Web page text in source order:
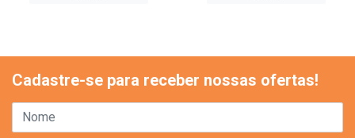
Cadastre-se para receber nossas ofertas!